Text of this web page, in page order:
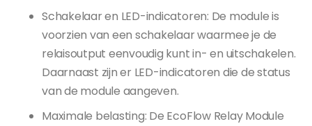
Schakelaar en LED-indicatoren: De module is
voorzien van een schakelaar waarmee je de
relaisoutput eenvoudig kunt in- en uitschakelen.
Daarnaast zijn er LED-indicatoren die de status
van de module aangeven.
Maximale belasting: De EcoFlow Relay Module